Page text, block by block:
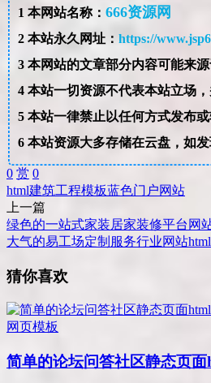
1 本网站名称： 666资源网
2本站永久网址： https://
3
4本站一切资源不代表本站立场，
5本站一律禁止以任何方式发布
6本站资源大多存储在云盘，如发
0 赏 0
html建筑工程模板蓝色门户网站
上一篇
绿色的一站式家装居家装修平台网
大气的易工场定制服务行业网站
猜你喜欢
网页模板
简单的论坛问答社区静态页